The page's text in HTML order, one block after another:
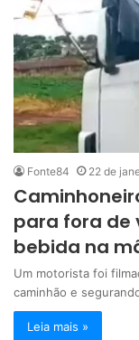
Fonte84 22 de
para fora de
bebida na
Um motorista foi
caminhão e
Leia mais »